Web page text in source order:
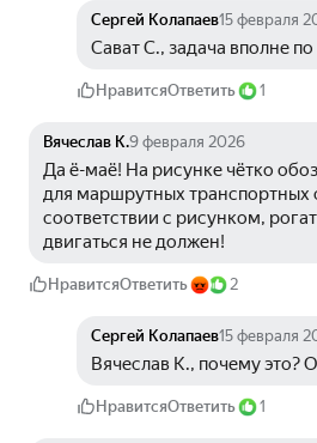
Сергей Колапаев15 февраля
Сават С., задача вполне
НравитсяОтветить 1
Вячеслав К.9 февраля 2026
Да ё-маё! На рисунке чётко
для маршрутных транспортных
соответствии с рисунком,
двигаться не должен!
НравитсяОтветить 2
Сергей Колапаев15 февраля
Вячеслав К., почему это?
НравитсяОтветить 1